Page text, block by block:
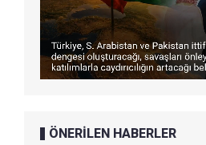
ÖNERİLEN HABERLER